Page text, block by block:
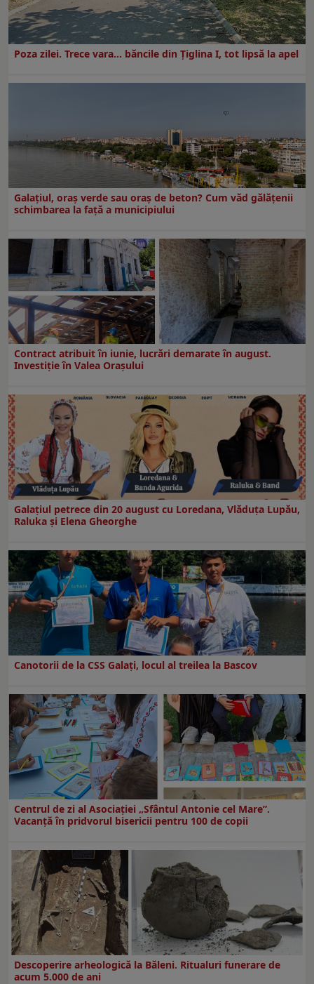
Poza zilei. Trece vara… băncile din Ţiglina I, tot lipsă la apel
Galațiul, oraș verde sau oraș de beton? Cum văd gălățenii
schimbarea la față a municipiului
Contract atribuit în iunie, lucrări demarate în august.
Investiţie în Valea Oraşului
Galaţiul petrece din 20 august cu Loredana, Vlăduța Lupău,
Raluka și Elena Gheorghe
Canotorii de la CSS Galați, locul al treilea la Bascov
Centrul de zi al Asociației „Sfântul Antonie cel Mare”.
Vacanță în pridvorul bisericii pentru 100 de copii
Descoperire arheologică la Băleni. Ritualuri funerare de
acum 5.000 de ani